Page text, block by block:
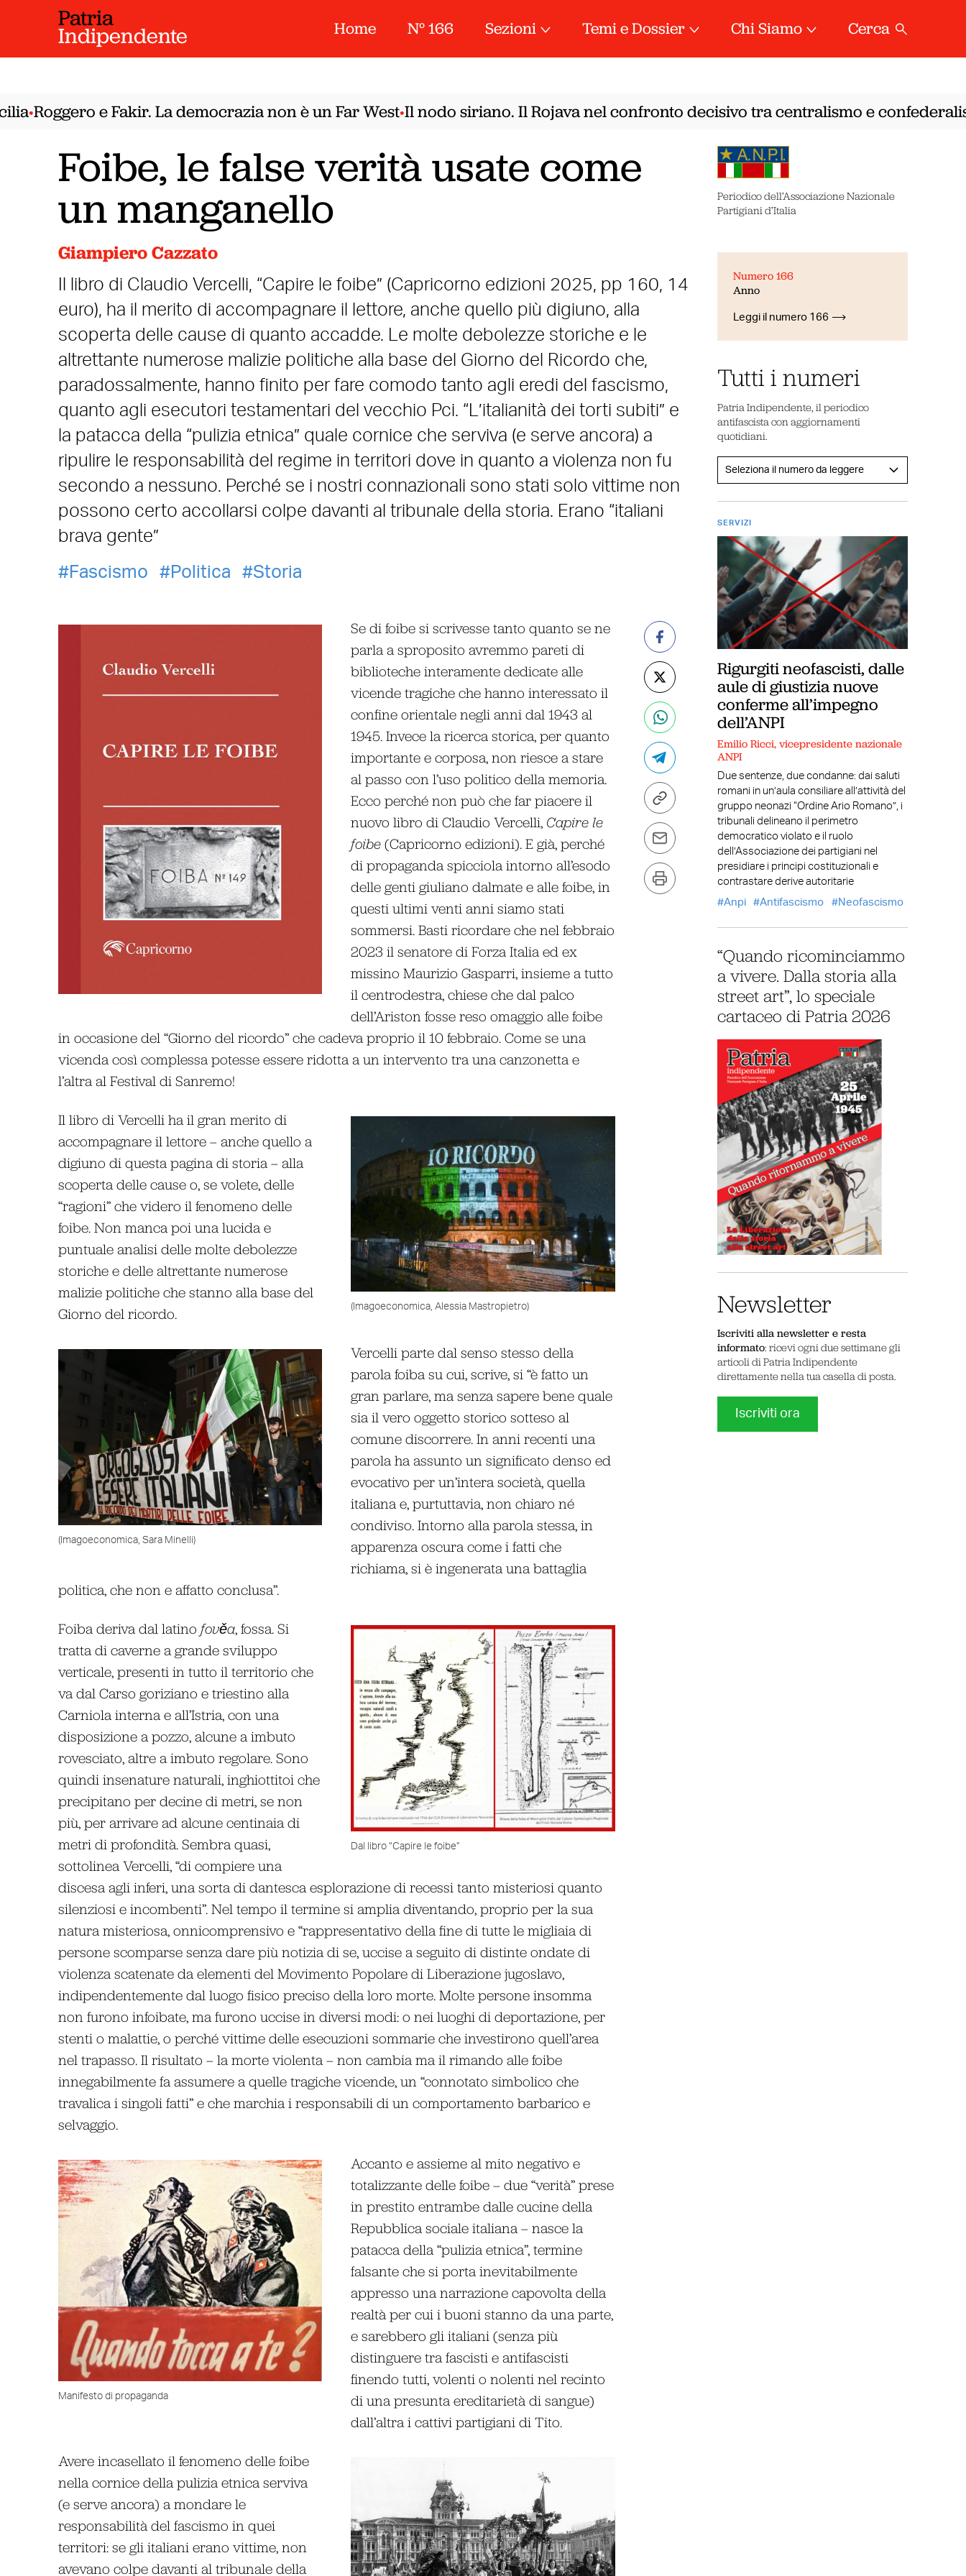
Patria
Indipendente Home N° 166 Sezioni Temi e Dossier Chi Siamo Cerca
•Roggero e Fakir. La democrazia non è un Far West•Il nodo siriano. Il Rojava nel confronto decisivo tra centralismo e
Foibe, le false verità usate come
un manganello
Giampiero Cazzato
Il libro di Claudio Vercelli, “Capire le foibe” (Capricorno edizioni 2025, pp 160, 14
euro), ha il merito di accompagnare il lettore, anche quello più digiuno, alla
scoperta delle cause di quanto accadde. Le molte debolezze storiche e le
altrettante numerose malizie politiche alla base del Giorno del Ricordo che,
paradossalmente, hanno finito per fare comodo tanto agli eredi del fascismo,
quanto agli esecutori testamentari del vecchio Pci. “L’italianità dei torti subiti” e
la patacca della “pulizia etnica” quale cornice che serviva (e serve ancora) a
ripulire le responsabilità del regime in territori dove in quanto a violenza non fu
secondo a nessuno. Perché se i nostri connazionali sono stati solo vittime non
possono certo accollarsi colpe davanti al tribunale della storia. Erano “italiani
brava gente”
Fascismo
Politica Storia
Se di foibe si scrivesse tanto quanto se ne
parla a sproposito avremmo pareti di
biblioteche interamente dedicate alle
vicende tragiche che hanno interessato il
confine orientale negli anni dal 1943 al
1945. Invece la ricerca storica, per quanto
importante e corposa, non riesce a stare
al passo con l’uso politico della memoria.
Ecco perché non può che far piacere il
nuovo libro di Claudio Vercelli, Capire le
foibe (Capricorno edizioni). E già, perché
di propaganda spicciola intorno all’esodo
delle genti giuliano dalmate e alle foibe, in
questi ultimi venti anni siamo stati
sommersi. Basti ricordare che nel febbraio
2023 il senatore di Forza Italia ed ex
missino Maurizio Gasparri, insieme a tutto
il centrodestra, chiese che dal palco
dell’Ariston fosse reso omaggio alle foibe
in occasione del “Giorno del ricordo” che cadeva proprio il 10 febbraio. Come se una
vicenda così complessa potesse essere ridotta a un intervento tra una canzonetta e
l’altra al Festival di Sanremo!
(Imagoeconomica, Alessia Mastropietro)
Il libro di Vercelli ha il gran merito di
accompagnare il lettore – anche quello a
digiuno di questa pagina di storia – alla
scoperta delle cause o, se volete, delle
“ragioni” che videro il fenomeno delle
foibe. Non manca poi una lucida e
puntuale analisi delle molte debolezze
storiche e delle altrettante numerose
malizie politiche che stanno alla base del
Giorno del ricordo.
(Imagoeconomica, Sara Minelli)
Vercelli parte dal senso stesso della
parola foiba su cui, scrive, si “è fatto un
gran parlare, ma senza sapere bene quale
sia il vero oggetto storico sotteso al
comune discorrere. In anni recenti una
parola ha assunto un significato denso ed
evocativo per un’intera società, quella
italiana e, purtuttavia, non chiaro né
condiviso. Intorno alla parola stessa, in
apparenza oscura come i fatti che
richiama, si è ingenerata una battaglia
politica, che non e affatto conclusa”.
Dal libro “Capire le foibe”
Foiba deriva dal latino fověa, fossa. Si
tratta di caverne a grande sviluppo
verticale, presenti in tutto il territorio che
va dal Carso goriziano e triestino alla
Carniola interna e all’Istria, con una
disposizione a pozzo, alcune a imbuto
rovesciato, altre a imbuto regolare. Sono
quindi insenature naturali, inghiottitoi che
precipitano per decine di metri, se non
più, per arrivare ad alcune centinaia di
metri di profondità. Sembra quasi,
sottolinea Vercelli, “di compiere una
discesa agli inferi, una sorta di dantesca esplorazione di recessi tanto misteriosi quanto
silenziosi e incombenti”. Nel tempo il termine si amplia diventando, proprio per la sua
natura misteriosa, onnicomprensivo e “rappresentativo della fine di tutte le migliaia di
persone scomparse senza dare più notizia di se, uccise a seguito di distinte ondate di
violenza scatenate da elementi del Movimento Popolare di Liberazione jugoslavo,
indipendentemente dal luogo fisico preciso della loro morte. Molte persone insomma
non furono infoibate, ma furono uccise in diversi modi: o nei luoghi di deportazione, per
stenti o malattie, o perché vittime delle esecuzioni sommarie che investirono quell’area
nel trapasso. Il risultato – la morte violenta – non cambia ma il rimando alle foibe
innegabilmente fa assumere a quelle tragiche vicende, un “connotato simbolico che
travalica i singoli fatti” e che marchia i responsabili di un comportamento barbarico e
selvaggio.
Manifesto di propaganda
Accanto e assieme al mito negativo e
totalizzante delle foibe – due “verità” prese
in prestito entrambe dalle cucine della
Repubblica sociale italiana – nasce la
patacca della “pulizia etnica”, termine
falsante che si porta inevitabilmente
appresso una narrazione capovolta della
realtà per cui i buoni stanno da una parte,
e sarebbero gli italiani (senza più
distinguere tra fascisti e antifascisti
finendo tutti, volenti o nolenti nel recinto
di una presunta ereditarietà di sangue)
dall’altra i cattivi partigiani di Tito.
Avere incasellato il fenomeno delle foibe
nella cornice della pulizia etnica serviva
(e serve ancora) a mondare le
responsabilità del fascismo in quei
territori: se gli italiani erano vittime, non
avevano colpe davanti al tribunale della
Periodico dell’Associazione Nazionale
Partigiani d’Italia
Numero 166
Anno
Leggi il numero 166
Tutti i numeri
Patria Indipendente, il periodico
antifascista con aggiornamenti
quotidiani.
SERVIZI
Rigurgiti neofascisti, dalle
aule di giustizia nuove
conferme all’impegno
dell’ANPI
Emilio Ricci, vicepresidente nazionale
ANPI
Due sentenze, due condanne: dai saluti
romani in un’aula consiliare all’attività del
gruppo neonazi “Ordine Ario Romano”, i
tribunali delineano il perimetro
democratico violato e il ruolo
dell’Associazione dei partigiani nel
presidiare i principi costituzionali e
contrastare derive autoritarie
Anpi
Antifascismo Neofascismo
“Quando ricominciammo
a vivere. Dalla storia alla
street art”, lo speciale
cartaceo di Patria 2026
Newsletter
Iscriviti alla newsletter e resta
informato: ricevi ogni due settimane gli
articoli di Patria Indipendente
direttamente nella tua casella di posta.
Iscriviti ora